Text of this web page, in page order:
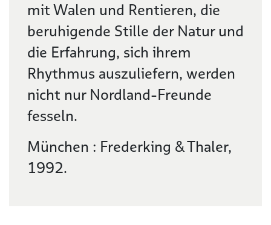
mit Walen und Rentieren, die
beruhigende Stille der Natur und
die Erfahrung, sich ihrem
Rhythmus auszuliefern, werden
nicht nur Nordland-Freunde
fesseln.
München : Frederking & Thaler,
1992.